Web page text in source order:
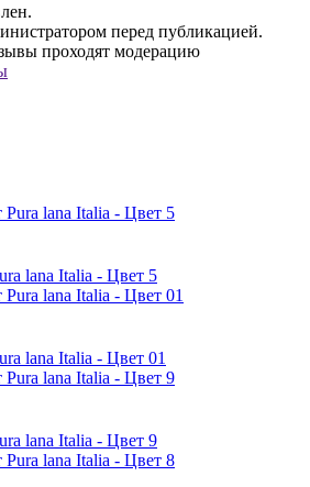
перед публикацией.
проходят модерацию
lana Italia - Цвет 5
lana Italia - Цвет 01
lana Italia - Цвет 9